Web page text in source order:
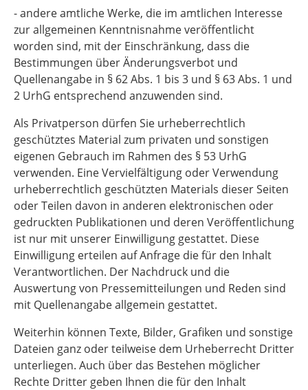
- andere amtliche Werke, die im amtlichen Interesse
zur allgemeinen Kenntnisnahme veröffentlicht
worden sind, mit der Einschränkung, dass die
Bestimmungen über Änderungsverbot und
Quellenangabe in § 62 Abs. 1 bis 3 und § 63 Abs. 1 und
2 UrhG entsprechend anzuwenden sind.
Als Privatperson dürfen Sie urheberrechtlich
geschütztes Material zum privaten und sonstigen
eigenen Gebrauch im Rahmen des § 53 UrhG
verwenden. Eine Vervielfältigung oder Verwendung
urheberrechtlich geschützten Materials dieser Seiten
oder Teilen davon in anderen elektronischen oder
gedruckten Publikationen und deren Veröffentlichung
ist nur mit unserer Einwilligung gestattet. Diese
Einwilligung erteilen auf Anfrage die für den Inhalt
Verantwortlichen. Der Nachdruck und die
Auswertung von Pressemitteilungen und Reden sind
mit Quellenangabe allgemein gestattet.
Weiterhin können Texte, Bilder, Grafiken und sonstige
Dateien ganz oder teilweise dem Urheberrecht Dritter
unterliegen. Auch über das Bestehen möglicher
Rechte Dritter geben Ihnen die für den Inhalt